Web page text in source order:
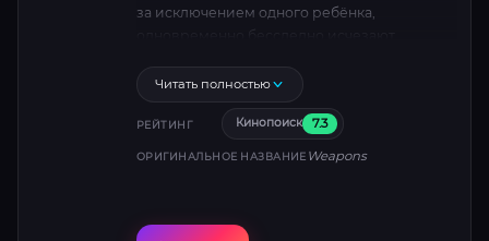
за исключением одного ребёнка,
что или кто стал причиной
их исчезновения.
Читать полностью
РЕЙТИНГ Кинопоиск 7.3
ОРИГИНАЛЬНОЕ НАЗВАНИЕ Weapons